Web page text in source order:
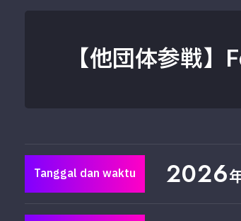
【他団体参戦
Tanggal dan waktu 2026